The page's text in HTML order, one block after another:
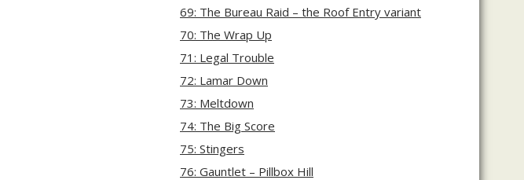
69: The Bureau Raid – the Roof Entry variant
70: The Wrap Up
71: Legal Trouble
72: Lamar Down
73: Meltdown
74: The Big Score
75: Stingers
76: Gauntlet – Pillbox Hill